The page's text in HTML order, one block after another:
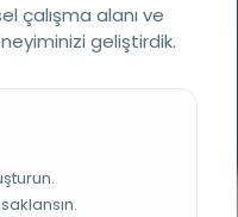
Başkanlığı
Paşa'nın Debre
tayinleri.
çalışma alanı ve
geliştirdik.